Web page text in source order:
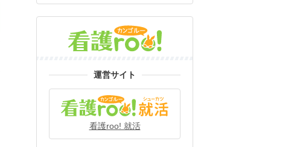
運営サイト
看護roo! 就活